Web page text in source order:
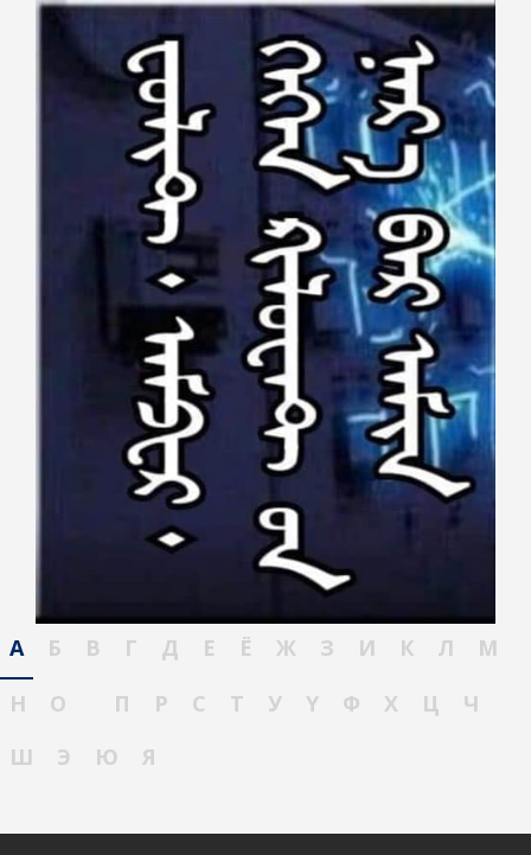
А Б В Г Д Е Ё Ж З И К Л
М
Н
О П Р С Т У Ү Ф Х Ц
Ч
Ш
Э Ю Я